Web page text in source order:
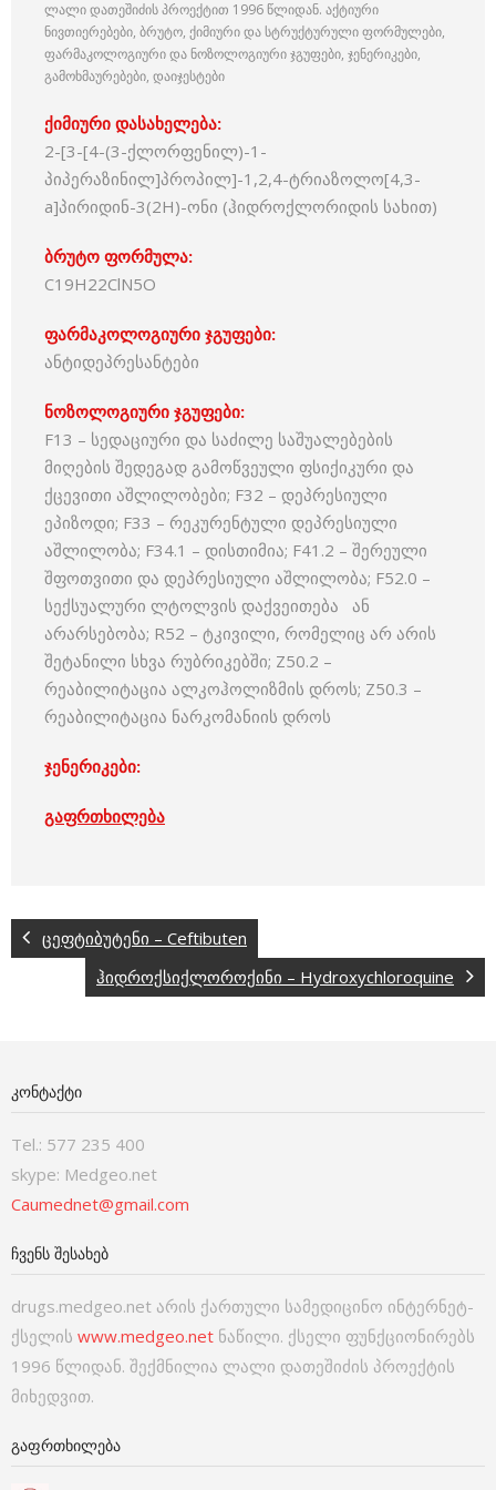
ლალი დათეშიძის პროექტით 1996 წლიდან. აქტიური
ნივთიერებები, ბრუტო, ქიმიური და სტრუქტურული ფორმულები,
ფარმაკოლოგიური და ნოზოლოგიური ჯგუფები, ჯენერიკები,
გამოხმაურებები, დაიჯესტები
ქიმიური დასახელება:
2-[3-[4-(3-ქლორფენილ)-1-
პიპერაზინილ]პროპილ]-1,2,4-ტრიაზოლო[4,3-
a]პირიდინ-3(2Н)-ონი (ჰიდროქლორიდის სახით)
ბრუტო ფორმულა:
C19H22ClN5O
ფარმაკოლოგიური ჯგუფები:
ანტიდეპრესანტები
ნოზოლოგიური ჯგუფები:
F13 – სედაციური და საძილე საშუალებების
მიღების შედეგად გამოწვეული ფსიქიკური და
ქცევითი აშლილობები; F32 – დეპრესიული
ეპიზოდი; F33 – რეკურენტული დეპრესიული
აშლილობა; F34.1 – დისთიმია; F41.2 – შერეული
შფოთვითი და დეპრესიული აშლილობა; F52.0 –
სექსუალური ლტოლვის დაქვეითება ან
არარსებობა; R52 – ტკივილი, რომელიც არ არის
შეტანილი სხვა რუბრიკებში; Z50.2 –
რეაბილიტაცია ალკოჰოლიზმის დროს; Z50.3 –
რეაბილიტაცია ნარკომანიის დროს
ჯენერიკები:
გაფრთხილება
ცეფტიბუტენი – Ceftibuten
ჰიდროქსიქლოროქინი – Hydroxychloroquine
ᲙᲝᲜᲢᲐᲥᲢᲘ
Tel.: 577 235 400
skype: Medgeo.net
Caumednet@gmail.com
ᲩᲕᲔᲜᲡ ᲨᲔᲡᲐᲮᲔᲑ
drugs.medgeo.net არის ქართული სამედიცინო ინტერნეტ-
ქსელის www.medgeo.net ნაწილი. ქსელი ფუნქციონირებს
1996 წლიდან. შექმნილია ლალი დათეშიძის პროექტის
მიხედვით.
ᲒᲐᲤᲠᲗᲮᲘᲚᲔᲑᲐ